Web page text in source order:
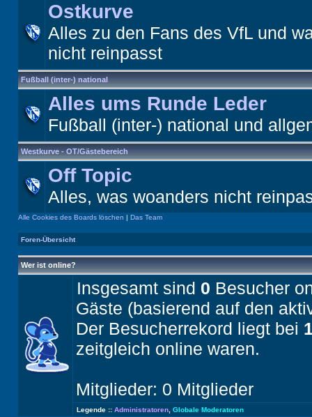
Ostkurve
Alles zu den Fans des VfL und
nicht reinpasst
Fußball (inter-) national
Alles ums Runde Leder
Fußball (inter-) national und
Westkurve - OT/Gästebereich
Off Topic
Alles, was woanders nicht
Alle Cookies des Boards löschen | Das Team
Foren-Übersicht
Wer ist online?
Insgesamt sind 0 Besucher
Gäste (basierend auf den
Der Besucherrekord liegt bei
zeitgleich online waren.
Mitglieder: 0 Mitglieder
Legende :: Administratoren Globale Moderatoren